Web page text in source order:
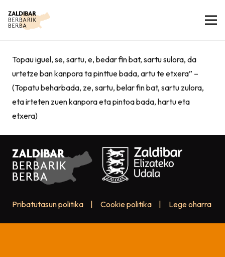
Topau iguel, se, sartu, e, bedar fin bat, sartu sulora, da
urtetze ban kanpora ta pinttue bada, artu te etxera” –
(Topatu beharbada, ze, sartu, belar fin bat, sartu zulora,
eta irteten zuen kanpora eta pintoa bada, hartu eta
etxera)
Pribatutasun politika Cookie politika Lege oharra